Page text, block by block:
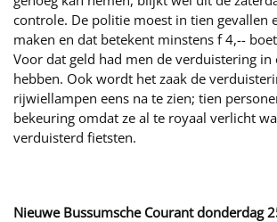
controle. De politie moest in tien gevallen
maken en dat betekent minstens f 4,--
Voor dat geld had men de verduistering in
hebben. Ook wordt het zaak de
rijwiellampen eens na te zien; tien
bekeuring omdat ze al te royaal verlicht
verduisterd fietsten.
Nieuwe Bussumsche Courant donderdag